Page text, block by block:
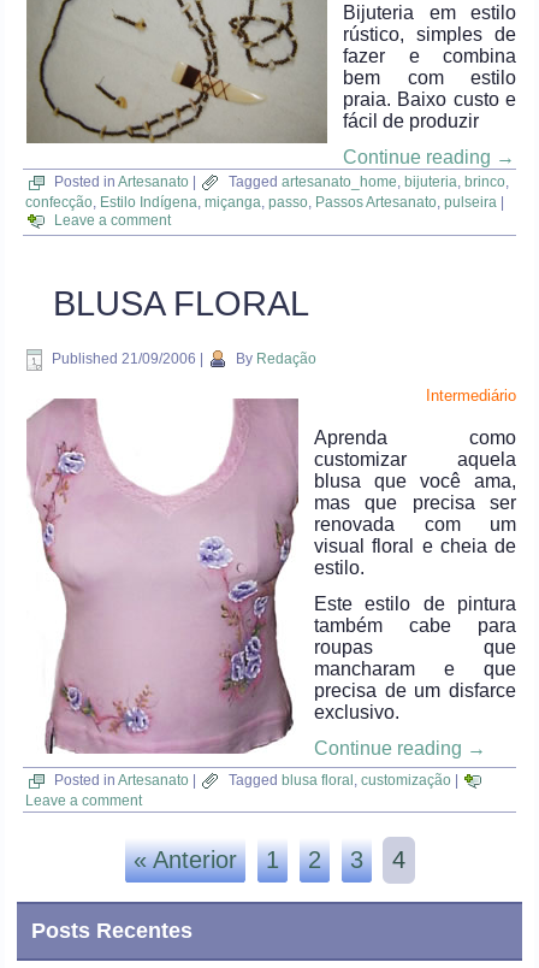
Bijuteria em estilo
rústico, simples de
fazer e combina
bem com estilo
praia. Baixo custo e
fácil de produzir
Continue reading →
Posted in Artesanato | Tagged artesanato_home,bijuteria,brinco,
confecção Estilo Indígena ,miçanga ,passo Passos Artesanato ,pulseira |
Leave a comment
BLUSA FLORAL
Published 21/09/2006 | By Redação
Intermediário
Aprenda como
customizar aquela
blusa que você ama,
mas que precisa ser
renovada com um
visual floral e cheia de
estilo.
Este estilo de pintura
também cabe para
roupas que
mancharam e que
precisa de um disfarce
exclusivo.
Continue reading →
Posted in Artesanato | Tagged blusa floral,customização |
Leave a comment
« Anterior 1 2 3 4
Posts Recentes